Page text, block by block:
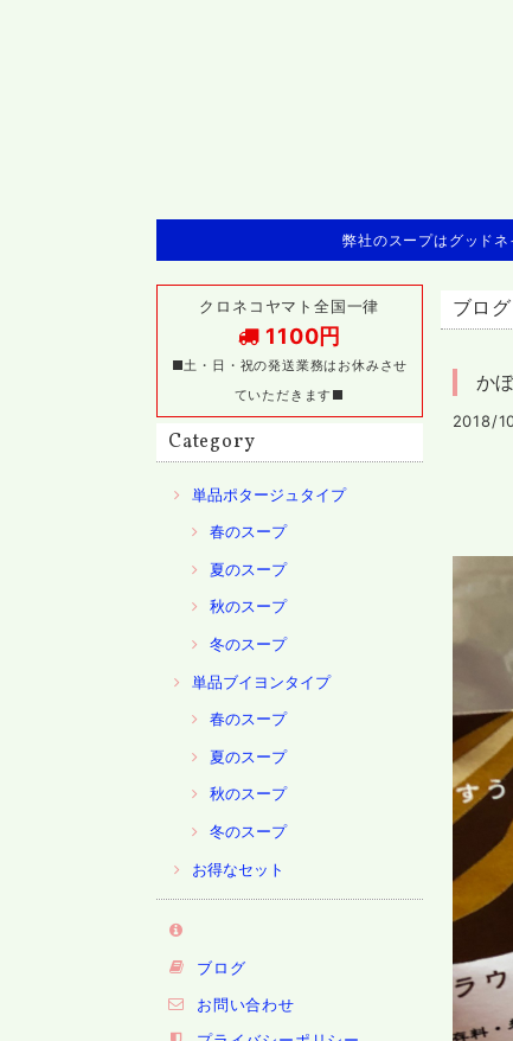
弊社のスープはグッド
クロネコヤマト全国一律
1100円
■土・日・祝の発送業務はお休みさせ
ていただきます■
Category
単品ポタージュタイプ
春のスープ
夏のスープ
秋のスープ
冬のスープ
単品ブイヨンタイプ
春のスープ
夏のスープ
秋のスープ
冬のスープ
お得なセット
ブログ
お問い合わせ
ブログ
か
2018/